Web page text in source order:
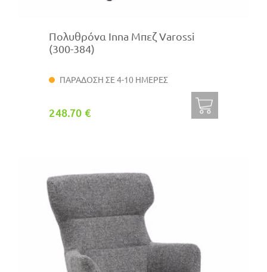
Πολυθρόνα Inna Μπεζ Varossi
(300-384)
ΠΑΡΑΔΟΣΗ ΣΕ 4-10 ΗΜΕΡΕΣ
248.70 €